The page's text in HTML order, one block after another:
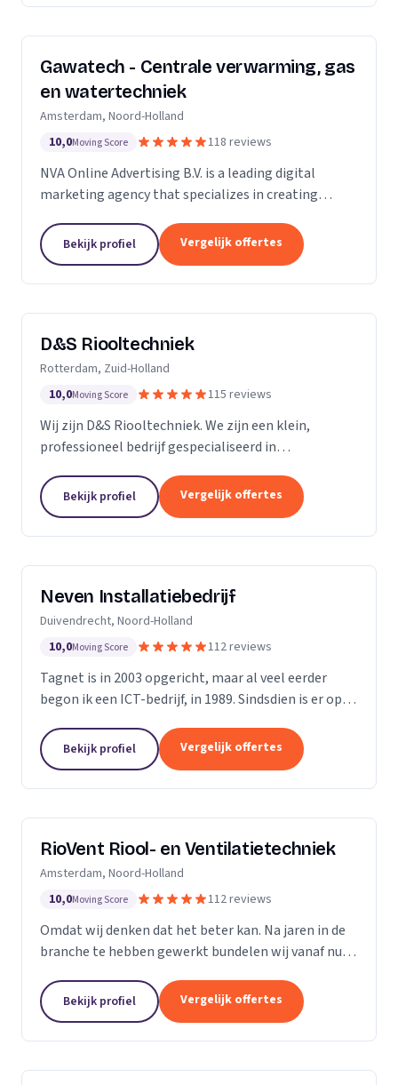
Gawatech - Centrale verwarming, gas
en watertechniek
Amsterdam, Noord-Holland
10,0Moving Score 118 reviews
NVA Online Advertising B.V. is a leading digital
marketing agency that specializes in creating
team of seasoned professionals who are
passionate...
Bekijk profiel Vergelijk offertes
D&S Riooltechniek
Rotterdam, Zuid-Holland
10,0Moving Score 115 reviews
Wij zijn D&S Riooltechniek. We zijn een klein,
professioneel bedrijf gespecialiseerd in
klanten zo goed en zo snel mogelijk van dienst te
kunnen zijn....
Bekijk profiel Vergelijk offertes
Neven Installatiebedrijf
Duivendrecht, Noord-Holland
10,0Moving Score 112 reviews
Tagnet is in 2003 opgericht, maar al veel eerder
begon ik een ICT-bedrijf, in 1989. Sindsdien is er op
te vertellen. Wat niet gewijzigd is in al...
Bekijk profiel Vergelijk offertes
RioVent Riool- en Ventilatietechniek
Amsterdam, Noord-Holland
10,0Moving Score 112 reviews
Omdat wij denken dat het beter kan. Na jaren in de
branche te hebben gewerkt bundelen wij vanaf nu
ventilatie zijn wij multi-inzetbaar. Wij focussen ons...
Bekijk profiel Vergelijk offertes